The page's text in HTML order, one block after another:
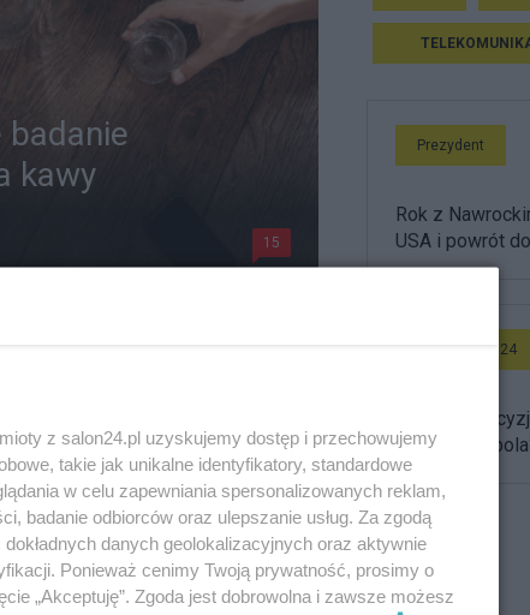
badanie
kawy
15
Prezydent
Rok z
USA i powrót
Wideo Salon24
Burza po
ułaskawił
z salon24.pl uzyskujemy dostęp i przechowujemy
takie jak unikalne identyfikatory, standardowe
w celu zapewniania spersonalizowanych reklam,
badanie odbiorców oraz ulepszanie usług. Za zgodą
danych geolokalizacyjnych oraz aktywnie
Ponieważ cenimy Twoją prywatność, prosimy o
„Akceptuję”. Zgoda jest dobrowolna i zawsze możesz